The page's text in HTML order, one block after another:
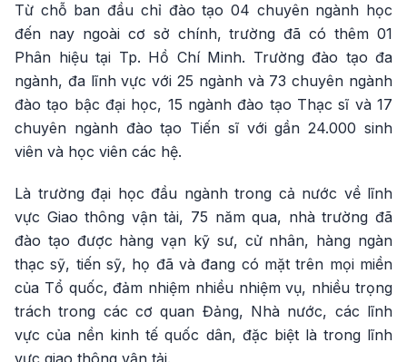
Từ chỗ ban đầu chỉ đào tạo 04 chuyên ngành học
đến nay ngoài cơ sở chính, trường đã có thêm 01
Phân hiệu tại Tp. Hồ Chí Minh. Trường đào tạo đa
ngành, đa lĩnh vực với 25 ngành và 73 chuyên ngành
đào tạo bậc đại học, 15 ngành đào tạo Thạc sĩ và 17
chuyên ngành đào tạo Tiến sĩ với gần 24.000 sinh
viên và học viên các hệ.
Là trường đại học đầu ngành trong cả nước về lĩnh
vực Giao thông vận tải, 75 năm qua, nhà trường đã
đào tạo được hàng vạn kỹ sư, cử nhân, hàng ngàn
thạc sỹ, tiến sỹ, họ đã và đang có mặt trên mọi miền
của Tổ quốc, đảm nhiệm nhiều nhiệm vụ, nhiều trọng
trách trong các cơ quan Đảng, Nhà nước, các lĩnh
vực của nền kinh tế quốc dân, đặc biệt là trong lĩnh
vực giao thông vận tải.